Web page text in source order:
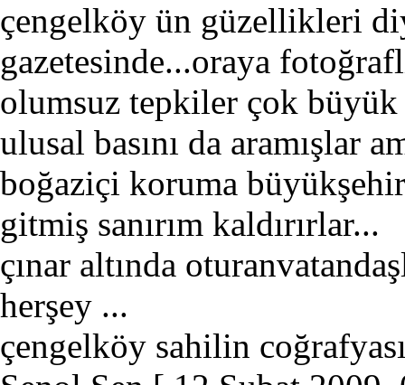
çengelköy ün güzellikleri
gazetesinde...oraya
olumsuz tepkiler çok büyük
ulusal basını da aramışlar
boğaziçi koruma
gitmiş sanırım kaldırırlar...
çınar altında
herşey ...
çengelköy sahilin